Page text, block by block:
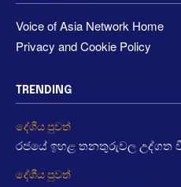
Voice of Asia Network Home
Privacy and Cookie Policy
TRENDING
දේශීය පුවත්
රජයේ ඉහළ තනතුරුවල උද්ගත වී
දේශීය පුවත්